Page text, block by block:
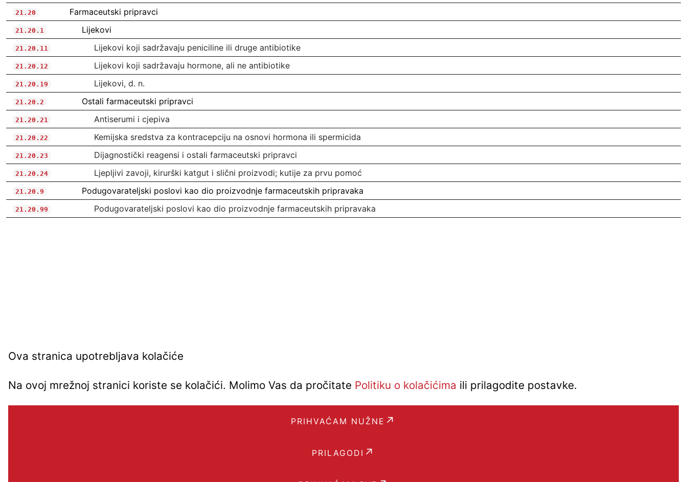
21.20 Farmaceutski pripravci
21.20.1 Lijekovi
21.20.11 Lijekovi koji sadržavaju peniciline ili druge antibiotike
21.20.12 Lijekovi koji sadržavaju hormone, ali ne antibiotike
21.20.19 Lijekovi, d. n.
21.20.2 Ostali farmaceutski pripravci
21.20.21 Antiserumi i cjepiva
21.20.22 Kemijska sredstva za kontracepciju na osnovi hormona ili spermicida
21.20.23 Dijagnostički reagensi i ostali farmaceutski pripravci
21.20.24 Ljepljivi zavoji, kirurški katgut i slični proizvodi; kutije za prvu pomoć
21.20.9 Podugovarateljski poslovi kao dio proizvodnje farmaceutskih pripravaka
21.20.99 Podugovarateljski poslovi kao dio proizvodnje farmaceutskih pripravaka
Ova stranica upotrebljava kolačiće
Na ovoj mrežnoj stranici koriste se kolačići. Molimo Vas da pročitate Politiku o kolačićima ili prilagodite postavke.
PRIHVAĆAM NUŽNE
PRILAGODI